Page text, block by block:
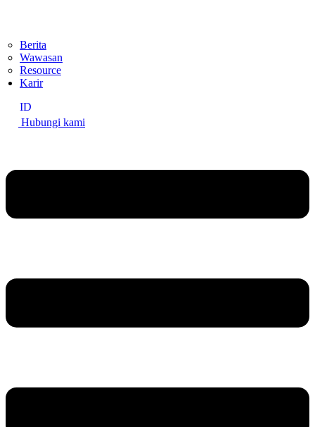
Berita
Wawasan
Resource
Karir
ID
Hubungi kami